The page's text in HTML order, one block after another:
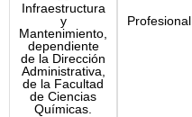
Infraestructura
y
Mantenimiento,
dependiente
de la Dirección
Administrativa,
de la Facultad
de Ciencias
Químicas.
Profesional